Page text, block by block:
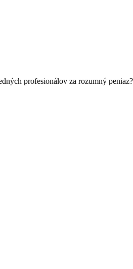
profesionálov za rozumný